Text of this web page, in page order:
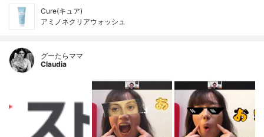
Cure(キュア)
アミノネクリアウォッシュ
グーたらママ
Claudia